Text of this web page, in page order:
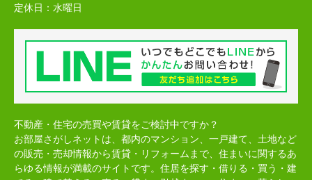
定休日： 水曜日
不動産・住宅の売買や賃貸をご検討中ですか？
お部屋さがしネットは、都内のマンション、一戸建て、土地など
の販売・売却情報から賃貸・リフォームまで、住まいに関するあ
らゆる情報が満載のサイトです。住居を探す・借りる・買う・建